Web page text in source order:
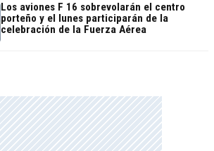
Los aviones F 16 sobrevolarán el centro
porteño y el lunes participarán de la
celebración de la Fuerza Aérea